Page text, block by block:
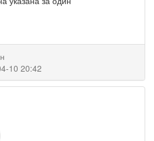
10 20:42